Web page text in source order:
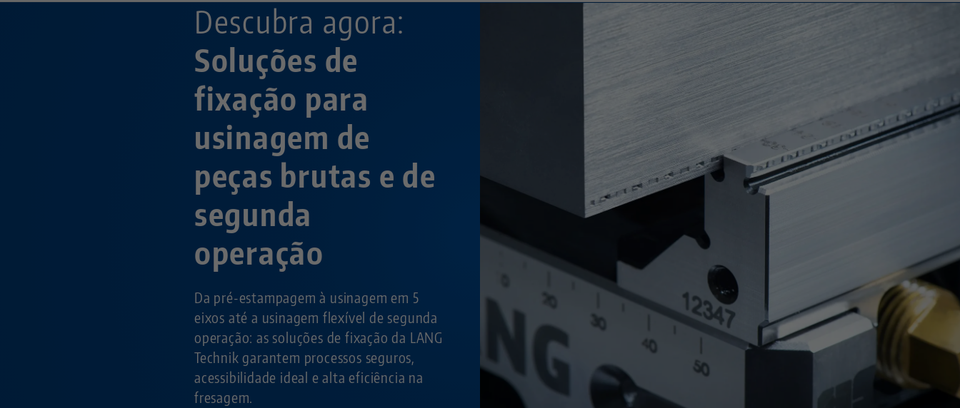
Soluções de
fixação para
usinagem de
peças brutas e de
segunda
operação
Descubra agora:
Da pré-estampagem à usinagem em 5
eixos até a usinagem flexível de segunda
operação: as soluções de fixação da LANG
Technik garantem processos seguros,
acessibilidade ideal e alta eficiência na
fresagem.